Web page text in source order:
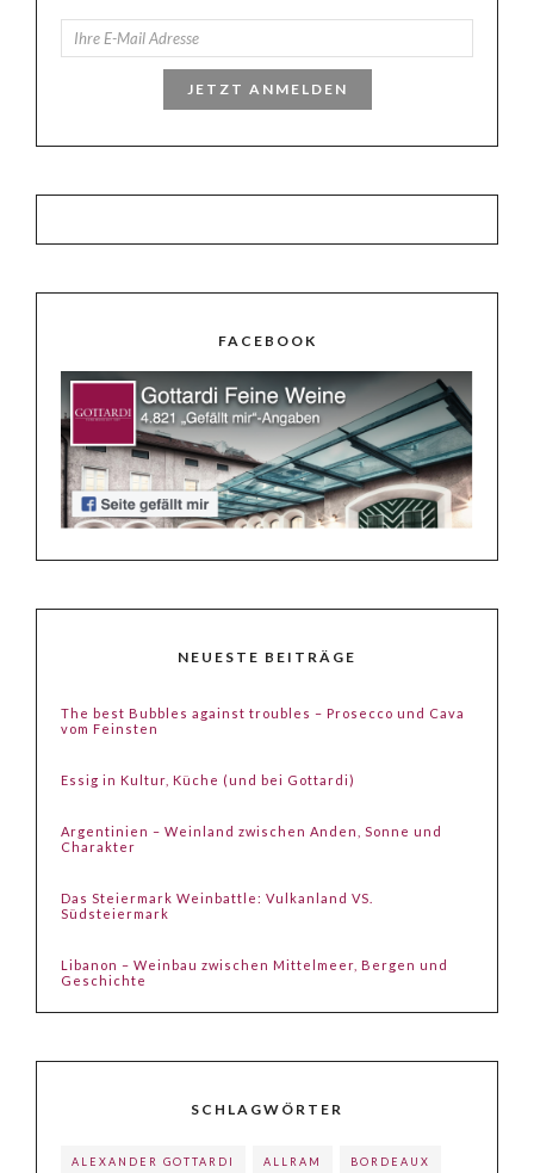
JETZT ANMELDEN
FACEBOOK
NEUESTE BEITRÄGE
The best Bubbles against troubles – Prosecco und Cava
vom Feinsten
Essig in Kultur, Küche (und bei Gottardi)
Argentinien – Weinland zwischen Anden, Sonne und
Charakter
Das Steiermark Weinbattle: Vulkanland VS.
Südsteiermark
Libanon – Weinbau zwischen Mittelmeer, Bergen und
Geschichte
SCHLAGWÖRTER
ALEXANDER GOTTARDI ALLRAM BORDEAUX